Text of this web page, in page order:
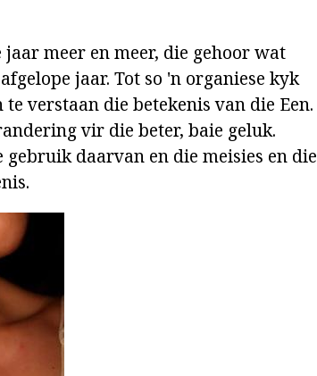
meer en meer, die gehoor wat
jaar. Tot so 'n organiese kyk
verstaan die betekenis van die Een.
vir die beter, baie geluk.
daarvan en die meisies en die